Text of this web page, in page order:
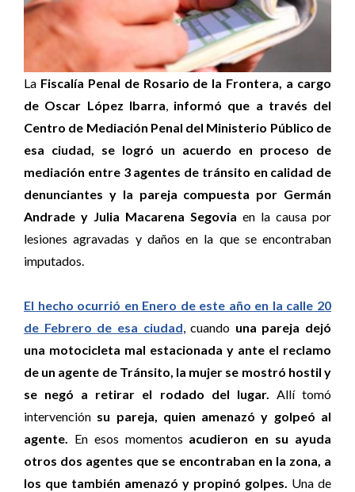
La Fiscalía Penal de Rosario de la Frontera, a cargo
de Oscar López Ibarra, informó que a través del
Centro de Mediación Penal del Ministerio Público de
esa ciudad, se logró un acuerdo en proceso de
mediación entre 3 agentes de tránsito en calidad de
denunciantes y la pareja compuesta por Germán
Andrade y Julia Macarena Segovia en la causa por
lesiones agravadas y daños en la que se encontraban
imputados.
El hecho ocurrió en Enero de este año en la calle 20
de Febrero de esa ciudad, cuando una pareja dejó
una motocicleta mal estacionada y ante el reclamo
de un agente de Tránsito, la mujer se mostró hostil y
se negó a retirar el rodado del lugar. Allí tomó
intervención su pareja, quien amenazó y golpeó al
agente. En esos momentos acudieron en su ayuda
otros dos agentes que se encontraban en la zona, a
los que también amenazó y propinó golpes. Una de